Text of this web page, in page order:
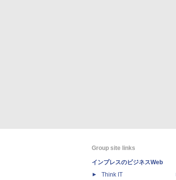
Group site links
インプレスのビジネスWeb
Think IT